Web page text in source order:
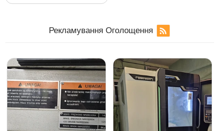
Рекламування Оголощення